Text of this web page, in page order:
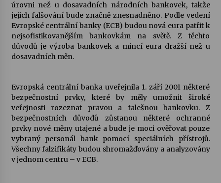
Letní koncerty ve Stromovce: Kolchoz a
Jenakaši
28. 7. 2026
Votavžatský ploty
Letní koncerty ve Stromovce: Rufus Miller
22. 7. 2026
17. 7. 2026
úrovni než u dosavadních národních bankovek, takže
jejich falšování bude značně znesnadněno. Podle vedení
Evropské centrální banky (ECB) budou nová eura patřit k
nejsofistikovanějším bankovkám na světě. Z těchto
důvodů je výroba bankovek a mincí eura dražší než u
dosavadních měn.
Evropská centrální banka uveřejnila 1. září 2001 některé
bezpečnostní prvky, které by měly umožnit široké
veřejnosti rozeznat pravou a falešnou bankovku. Z
bezpečnostních důvodů zůstanou některé ochranné
prvky nové měny utajené a bude je moci ověřovat pouze
vybraný personál bank pomocí speciálních přístrojů.
Všechny falzifikáty budou shromažďovány a analyzovány
v jednom centru – v ECB.